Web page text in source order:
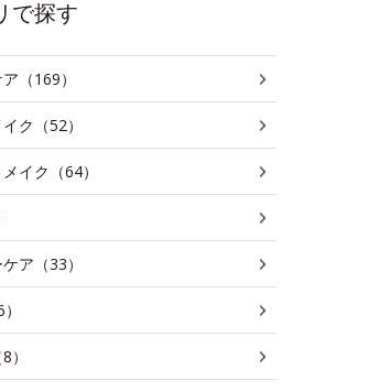
で探す
（169）
ク（52）
イク（64）
ア（33）
）